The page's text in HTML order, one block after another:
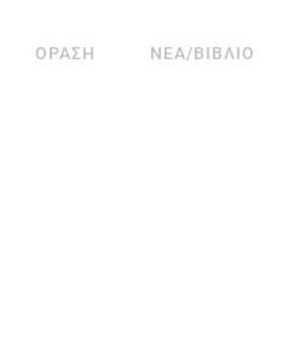
ΟΡΑΣΗ ΝΕΑ/ΒΙΒΛΙΟ